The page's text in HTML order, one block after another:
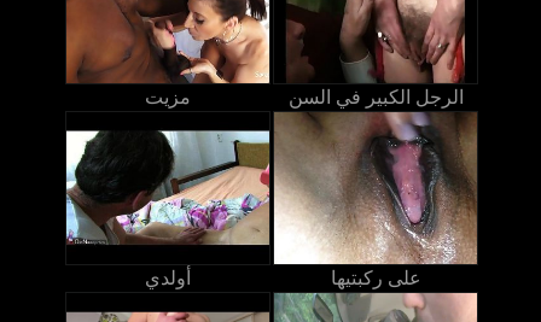
مزيت الرجل الكبير في السن
أولدي على ركبتيها